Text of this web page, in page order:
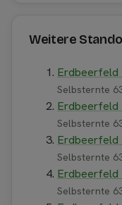
Weitere
Erdbeerfeld
Selbsternte
Erdbeerfeld
Selbsternte
Erdbeerfeld
Selbsternte
Erdbeerfeld
Selbsternte